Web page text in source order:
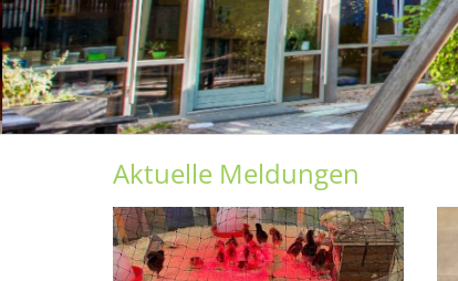
© St. Christophorus Fürth
Schön, dass du da bist!
Aktuelle Meldungen